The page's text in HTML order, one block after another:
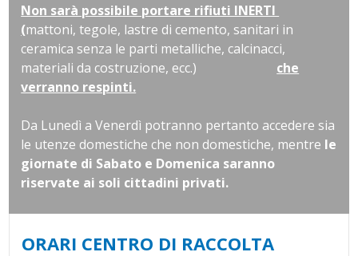
Non sarà possibile portare rifiuti INERTI
(mattoni, tegole, lastre di cemento, sanitari in
ceramica senza le parti metalliche, calcinacci,
materiali da costruzione, ecc.) che
verranno respinti.
Da Lunedì a Venerdì potranno pertanto accedere sia
le utenze domestiche che non domestiche, mentre le
giornate di Sabato e Domenica saranno
riservate ai soli cittadini privati.
ORARI CENTRO DI RACCOLTA